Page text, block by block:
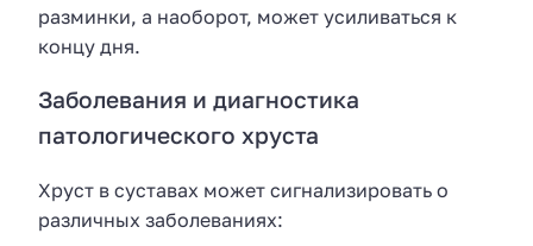
разминки, а наоборот, может усиливаться к
концу дня.
Заболевания и диагностика
патологического хруста
Хруст в суставах может сигнализировать о
различных заболеваниях: